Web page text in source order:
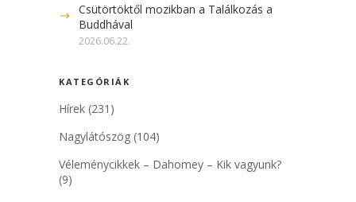
Csütörtöktől mozikban a Találkozás a
Buddhával
2026.06.22.
KATEGÓRIÁK
Hírek (231)
Nagylátószög (104)
Véleménycikkek – Dahomey – Kik vagyunk?
(9)